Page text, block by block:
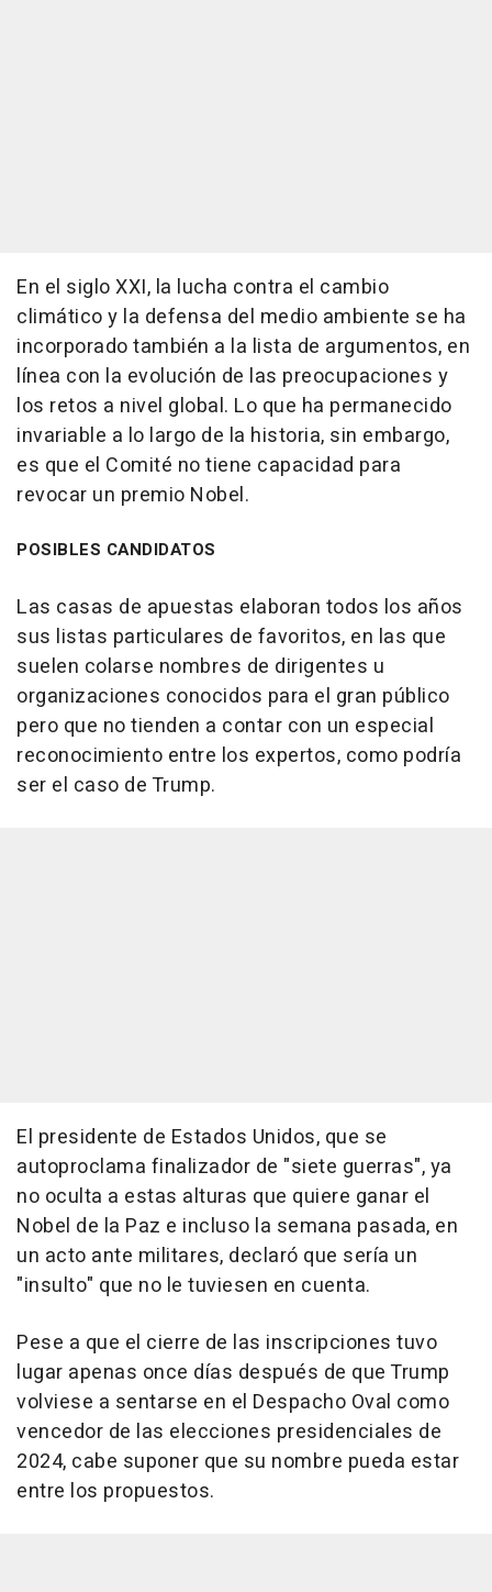
En el siglo XXI, la lucha contra el cambio
climático y la defensa del medio ambiente se ha
incorporado también a la lista de argumentos, en
línea con la evolución de las preocupaciones y
los retos a nivel global. Lo que ha permanecido
invariable a lo largo de la historia, sin embargo,
es que el Comité no tiene capacidad para
revocar un premio Nobel.
POSIBLES CANDIDATOS
Las casas de apuestas elaboran todos los años
sus listas particulares de favoritos, en las que
suelen colarse nombres de dirigentes u
organizaciones conocidos para el gran público
pero que no tienden a contar con un especial
reconocimiento entre los expertos, como podría
ser el caso de Trump.
El presidente de Estados Unidos, que se
autoproclama finalizador de "siete guerras", ya
no oculta a estas alturas que quiere ganar el
Nobel de la Paz e incluso la semana pasada, en
un acto ante militares, declaró que sería un
"insulto" que no le tuviesen en cuenta.
Pese a que el cierre de las inscripciones tuvo
lugar apenas once días después de que Trump
volviese a sentarse en el Despacho Oval como
vencedor de las elecciones presidenciales de
2024, cabe suponer que su nombre pueda estar
entre los propuestos.